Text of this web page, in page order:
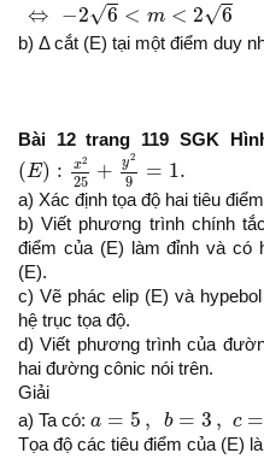
⇔ −2√6 < m < 2√6
b) Δ cắt (E) tại một điểm duy
Bài 12 trang 119 SGK
(E) : x2
25 + y2
9 = 1.
(E) x225+y29 =1.
a) Xác định tọa độ hai tiêu
b) Viết phương trình chính
điểm của (E) làm đỉnh và có
(E).
c) Vẽ phác elip (E) và
hệ trục tọa độ.
d) Viết phương trình của
hai đường cônic nói trên.
Giải
a) Ta có: a = 5 , b = 3 , c =
b , 2
Tọa độ các tiêu điểm của (E) là